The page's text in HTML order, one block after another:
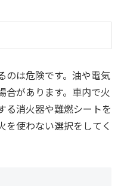
のは危険です。油や電気
合があります。車内で火
る消火器や難燃シートを
使わない選択をしてく